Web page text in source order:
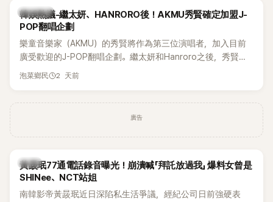
為第五代女團中極具辨識度的新生代代表之一。
熱議討論
韓娛熱議-繼太妍、HANRORO後！AKMU秀賢確定加盟J-
POP翻唱企劃
樂童音樂家（AKMU）的秀賢將作為第三位演唱者，加入目前
廣受歡迎的J-POP翻唱企劃。繼太妍和Hanroro之後，秀賢已
獲選為第三首翻唱歌曲的主唱，並於近期完成錄音。
泡菜鄉民 2 天前
廣告
韓星
黃晸珉77通電話錄音曝光！崩潰喊「拜託放過我」 爆料女曾是
SHINee、NCT站姐
南韓影帝黃晸珉近日深陷私生活爭議，經紀公司日前強硬表